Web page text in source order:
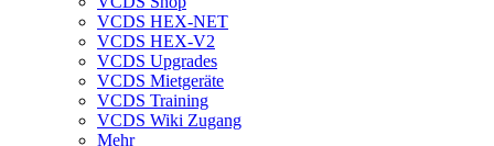
VCDS HEX-NET
VCDS HEX-V2
VCDS Upgrades
VCDS Mietgeräte
VCDS Training
VCDS Wiki Zugang
Mehr